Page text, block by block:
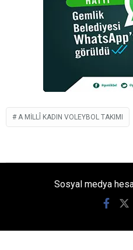
A MILLÎ KADIN VOLEYBOL TAKIMI
Sosyal medya